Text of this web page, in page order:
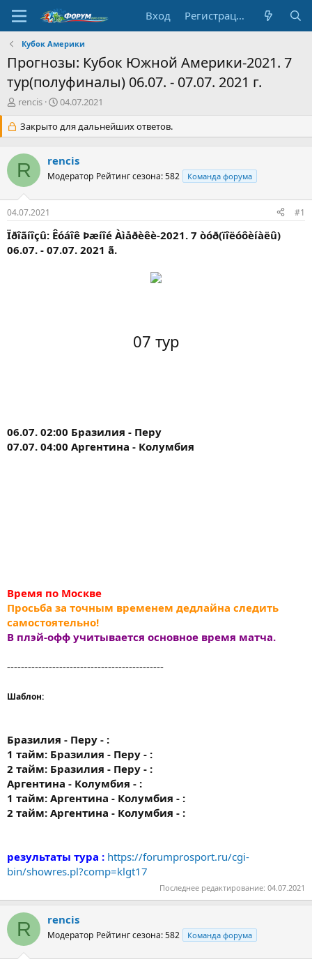
Вход Регистрация
Кубок Америки
Прогнозы: Кубок Южной Америки-2021. 7
тур(полуфиналы) 06.07. - 07.07. 2021 г.
А
т
о
р
т
е
м
ы
rencis
Д
т
а
а
ч
л
04.07.2021
Закрыто для дальнейших ответов.
R rencis
Модератор Рейтинг сезона: 582 Команда форума
04.07.2021 #1
Ïðîãíîçû: Êóáîê Þæíîé Àìåðèêè-2021. 7 òóð(ïîëóôèíàëû)
06.07. - 07.07. 2021 ã.
07 тур
06.07. 02:00 Бразилия - Перу
07.07. 04:00 Аргентина - Колумбия
Время по Москве
Просьба за точным временем дедлайна следить
самостоятельно!
В плэй-офф учитывается основное время матча.
---------------------------------------------
Шаблон:
Бразилия - Перу - :
1 тайм: Бразилия - Перу - :
2 тайм: Бразилия - Перу - :
Аргентина - Колумбия - :
1 тайм: Аргентина - Колумбия - :
2 тайм: Аргентина - Колумбия - :
результаты тура : https://forumprosport.ru/cgi-
bin/showres.pl?comp=klgt17
Последнее редактирование: 04.07.2021
R rencis
Модератор Рейтинг сезона: 582 Команда форума